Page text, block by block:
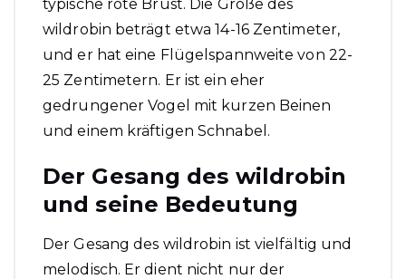
typische rote Brust. Die Größe des
wildrobin beträgt etwa 14-16 Zentimeter,
und er hat eine Flügelspannweite von 22-
25 Zentimetern. Er ist ein eher
gedrungener Vogel mit kurzen Beinen
und einem kräftigen Schnabel.
Der Gesang des wildrobin
und seine Bedeutung
Der Gesang des wildrobin ist vielfältig und
melodisch. Er dient nicht nur der